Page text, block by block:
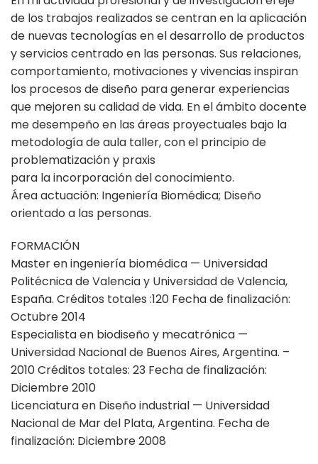
de los trabajos realizados se centran en la aplicación
de nuevas tecnologías en el desarrollo de productos
y servicios centrado en las personas. Sus relaciones,
comportamiento, motivaciones y vivencias inspiran
los procesos de diseño para generar experiencias
que mejoren su calidad de vida. En el ámbito docente
me desempeño en las áreas proyectuales bajo la
metodología de aula taller, con el principio de
problematización y praxis
para la incorporación del conocimiento.
Área actuación: Ingeniería Biomédica; Diseño
orientado a las personas.
FORMACIÓN
Master en ingeniería biomédica — Universidad
Politécnica de Valencia y Universidad de Valencia,
España. Créditos totales :120 Fecha de finalización:
Octubre 2014
Especialista en biodiseño y mecatrónica —
Universidad Nacional de Buenos Aires, Argentina. –
2010 Créditos totales: 23 Fecha de finalización:
Diciembre 2010
Licenciatura en Diseño industrial — Universidad
Nacional de Mar del Plata, Argentina. Fecha de
finalización: Diciembre 2008